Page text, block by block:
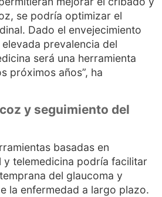
se podría optimizar el
Dado el envejecimiento
prevalencia del
será una herramienta
próximos años”, ha
y seguimiento del
basadas en
telemedicina podría facilitar
del glaucoma y
la enfermedad a largo plazo.